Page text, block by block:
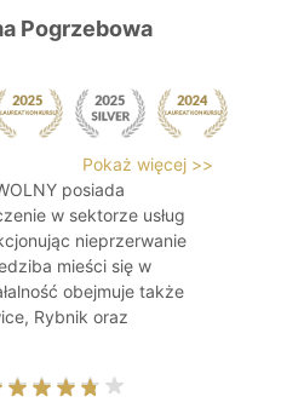
Pogrzebowa
Pokaż więcej >>
posiada
w sektorze usług
nieprzerwanie
mieści się w
obejmuje także
Rybnik oraz